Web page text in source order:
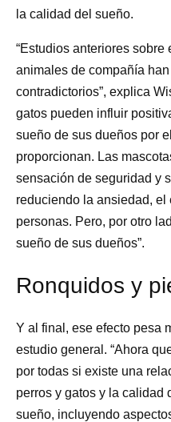
la calidad del sueño.
“Estudios anteriores
animales de compañía
contradictorios”, explica
gatos pueden influir
sueño de sus dueños por
proporcionan. Las
sensación de seguridad y
reduciendo la ansiedad,
personas. Pero, por otro
sueño de sus dueños”.
Ronquidos y
Y al final, ese efecto pesa
estudio general. “Ahora
por todas si existe una
perros y gatos y la calidad
sueño, incluyendo